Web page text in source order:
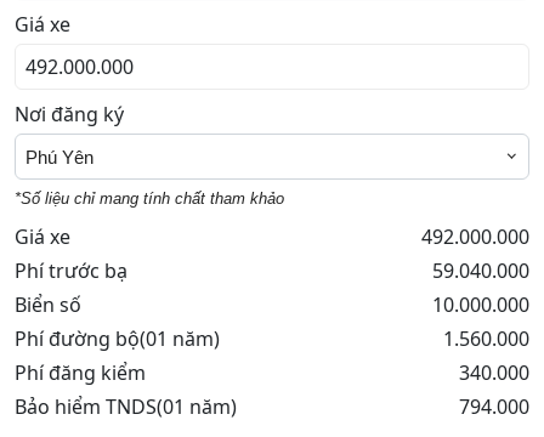
Giá xe
Nơi đăng ký
Phú Yên
*Số liệu chỉ mang tính chất tham khảo
Giá xe
492.000.000
Phí trước bạ
59.040.000
Biển số
10.000.000
Phí đường bộ(01 năm)
1.560.000
Phí đăng kiểm
340.000
Bảo hiểm TNDS(01 năm)
794.000